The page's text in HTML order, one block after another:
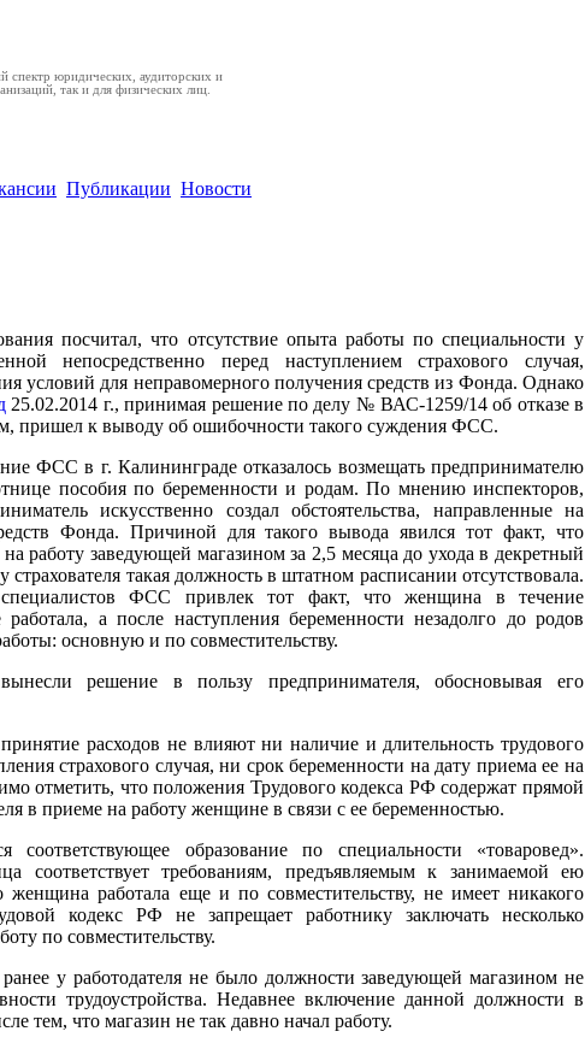
спектр юридических, аудиторских и
так и для физических лиц.
Публикации Новости
посчитал, что отсутствие опыта работы по специальности у
непосредственно перед наступлением страхового случая,
условий для неправомерного получения средств из Фонда. Однако
25.02.2014 г., принимая решение по делу № ВАС-1259/14 об отказе в
пришел к выводу об ошибочности такого суждения ФСС.
ФСС в г. Калининграде отказалось возмещать предпринимателю
пособия по беременности и родам. По мнению инспекторов,
искусственно создал обстоятельства, направленные на
Фонда. Причиной для такого вывода явился тот факт, что
работу заведующей магазином за 2,5 месяца до ухода в декретный
такая должность в штатном расписании отсутствовала.
ФСС привлек тот факт, что женщина в течение
а после наступления беременности незадолго до родов
основную и по совместительству.
решение в пользу предпринимателя, обосновывая его
расходов не влияют ни наличие и длительность трудового
страхового случая, ни срок беременности на дату приема ее на
отметить, что положения Трудового кодекса РФ содержат прямой
в приеме на работу женщине в связи с ее беременностью.
образование по специальности «товаровед».
соответствует требованиям, предъявляемым к занимаемой ею
женщина работала еще и по совместительству, не имеет никакого
кодекс РФ не запрещает работнику заключать несколько
по совместительству.
ранее у работодателя не было должности заведующей магазином не
трудоустройства. Недавнее включение данной должности в
тем, что магазин не так давно начал работу.